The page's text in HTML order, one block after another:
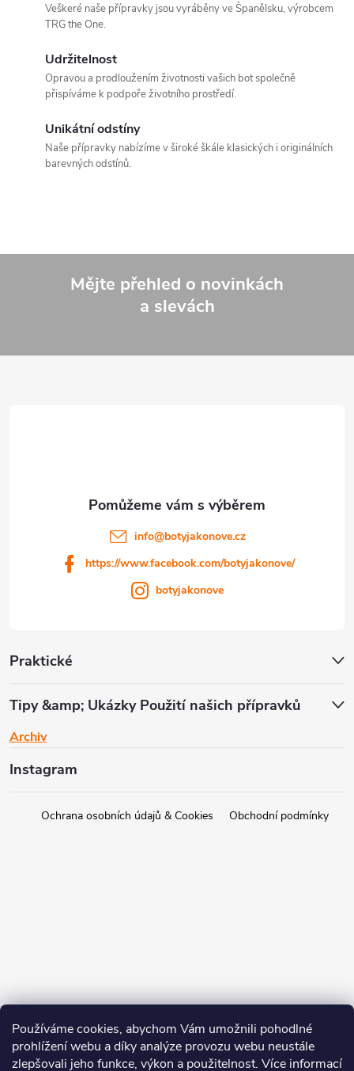
Používáme cookies, abychom Vám umožnili pohodlné
prohlížení webu a díky analýze provozu webu neustále
zlepšovali jeho funkce, výkon a použitelnost. Více informací
Veškeré naše přípravky jsou vyráběny ve Španělsku, výrobcem
TRG the One.
Udržitelnost
Opravou a prodloužením životnosti vašich bot společně
přispíváme k podpoře životního prostředí.
Unikátní odstíny
Naše přípravky nabízíme v široké škále klasických i originálních
barevných odstínů.
á
Mějte přehled o novinkách
a slevách
Praktické
Tipy &amp; Ukázky Použití našich přípravků
Archiv
info@botyjakonove.cz
https://www.facebook.com/botyjakonove/
botyjakonove
Instagram
Ochrana osobních údajů & Cookies Obchodní podmínky